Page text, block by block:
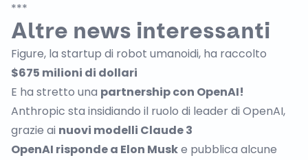
***
Altre news interessanti
Figure, la startup di robot umanoidi, ha raccolto
$675 milioni di dollari
E ha stretto una partnership con OpenAI!
Anthropic sta insidiando il ruolo di leader di OpenAI,
grazie ai nuovi modelli Claude 3
OpenAI risponde a Elon Muske pubblica alcune